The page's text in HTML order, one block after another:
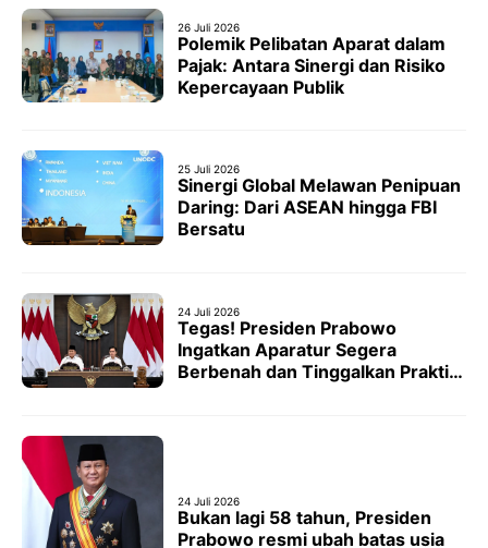
26 Juli 2026
Polemik Pelibatan Aparat dalam
Pajak: Antara Sinergi dan Risiko
Kepercayaan Publik
25 Juli 2026
Sinergi Global Melawan Penipuan
Daring: Dari ASEAN hingga FBI
Bersatu
24 Juli 2026
Tegas! Presiden Prabowo
Ingatkan Aparatur Segera
Berbenah dan Tinggalkan Praktik
24 Juli 2026
Bukan lagi 58 tahun, Presiden
Prabowo resmi ubah batas usia